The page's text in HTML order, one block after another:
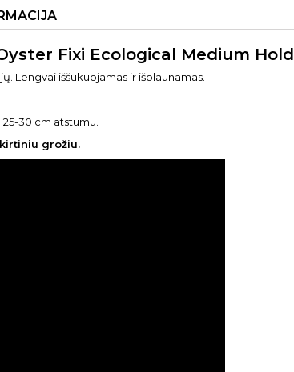
Fixi Ecological Medium Hold
Lengvai iššukuojamas ir išplaunamas.
30 cm atstumu.
grožiu.